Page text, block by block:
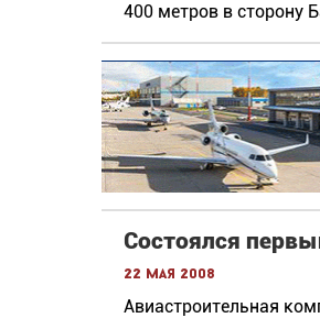
400 метров в сторону
Состоялся
22 мая 2008
Авиастроительная